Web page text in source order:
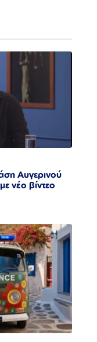
Αυγερινού
νέο βίντεο